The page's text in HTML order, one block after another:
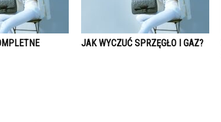
JAK WYCZUĆ SPRZĘGŁO I GAZ?